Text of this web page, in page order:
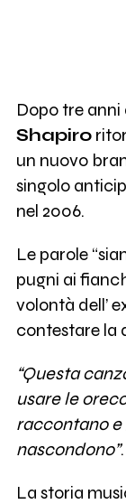
Dopo tre
Shapiro
un nuovo
singolo
nel 2006.
Le parole
pugni ai
volontà dell’
contestare la
“Questa
usare le
raccontano e
nascondono”.
La storia